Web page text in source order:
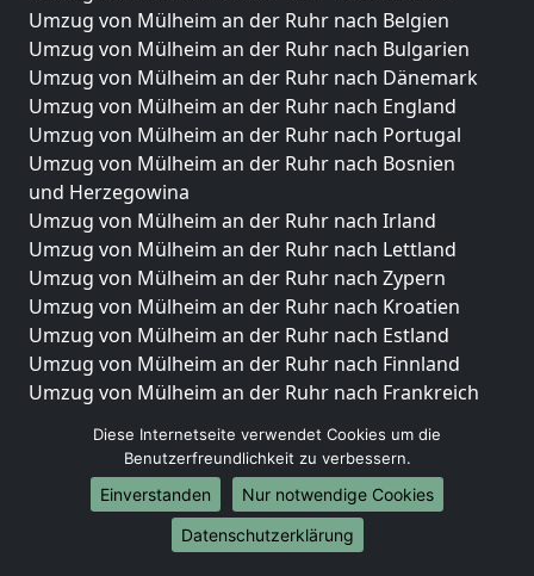
Umzug von Mülheim an der Ruhr nach Belgien
Umzug von Mülheim an der Ruhr nach Bulgarien
Umzug von Mülheim an der Ruhr nach Dänemark
Umzug von Mülheim an der Ruhr nach England
Umzug von Mülheim an der Ruhr nach Portugal
Umzug von Mülheim an der Ruhr nach Bosnien
und Herzegowina
Umzug von Mülheim an der Ruhr nach Irland
Umzug von Mülheim an der Ruhr nach Lettland
Umzug von Mülheim an der Ruhr nach Zypern
Umzug von Mülheim an der Ruhr nach Kroatien
Umzug von Mülheim an der Ruhr nach Estland
Umzug von Mülheim an der Ruhr nach Finnland
Umzug von Mülheim an der Ruhr nach Frankreich
Umzug von Mülheim an der Ruhr nach Italien
Umzug von Mülheim an der Ruhr nach Liechtenstein
Umzug von Mülheim an der Ruhr nach Luxemburg
Umzug von Mülheim an der Ruhr nach Niederlande
Diese Internetseite verwendet Cookies um die
Benutzerfreundlichkeit zu verbessern.
Einverstanden
Nur notwendige Cookies
Datenschutzerklärung